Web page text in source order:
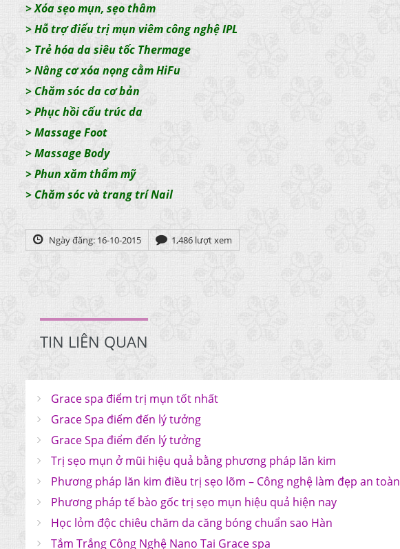
>Xóa sẹo mụn, sẹo thâm
>Hỗ trợ điểu trị mụn viêm công nghệ IPL
> Trẻ hóa da siêu tốc Thermage
>Nâng cơ xóa nọng cằm HiFu
> Chăm sóc da cơ bản
>Phục hồi cấu trúc da
>Massage Foot
>Massage Body
>Phun xăm thẩm mỹ
> Chăm sóc và trang trí Nail
Ngày đăng: 16-10-2015 1,486 lượt xem
TIN LIÊN QUAN
Grace spa điểm trị mụn tốt nhất
Grace Spa điểm đến lý tưởng
Grace Spa điểm đến lý tưởng
Trị sẹo mụn ở mũi hiệu quả bằng phương pháp lăn kim
Phương pháp lăn kim điều trị sẹo lõm – Công nghệ làm đẹp an toàn
Phương pháp tế bào gốc trị sẹo mụn hiệu quả hiện nay
Học lỏm độc chiêu chăm da căng bóng chuẩn sao Hàn
Tắm Trắng Công Nghệ Nano Tai Grace spa